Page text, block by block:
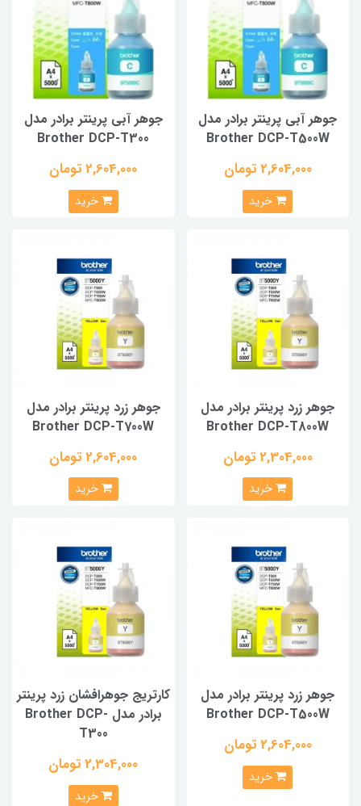
جوهر آبی پرینتر برادر مدل
Brother DCP-T500W
2,604,000 تومان
خرید
جوهر آبی پرینتر برادر مدل
Brother DCP-T300
2,604,000 تومان
خرید
جوهر زرد پرینتر برادر مدل
Brother DCP-T800W
2,304,000 تومان
خرید
جوهر زرد پرینتر برادر مدل
Brother DCP-T700W
2,604,000 تومان
خرید
جوهر زرد پرینتر برادر مدل
Brother DCP-T500W
2,604,000 تومان
خرید
کارتریج جوهرافشان زرد پرینتر
برادر مدل Brother DCP-
T300
2,304,000 تومان
خرید